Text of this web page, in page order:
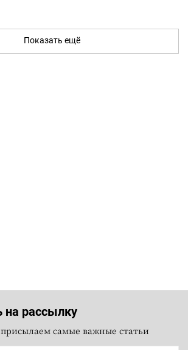
Показать ещё
на рассылку
самые важные статьи